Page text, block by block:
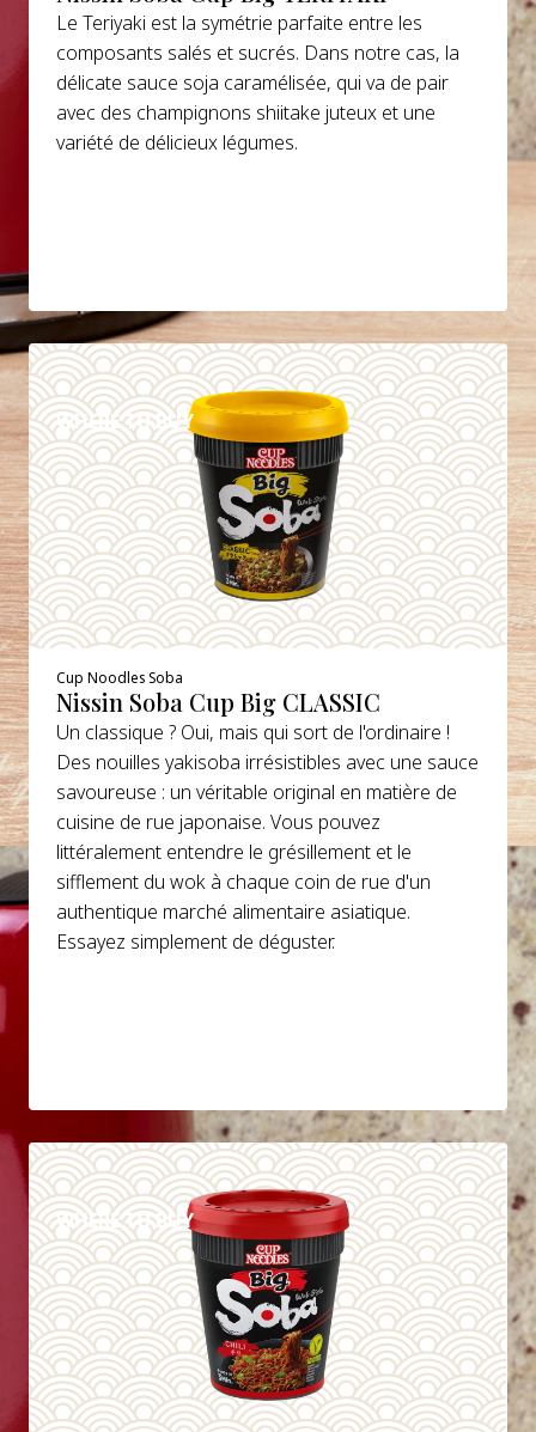
Le Teriyaki est la symétrie parfaite entre les
composants salés et sucrés. Dans notre cas, la
délicate sauce soja caramélisée, qui va de pair
avec des champignons shiitake juteux et une
variété de délicieux légumes.
WHERE TO BUY
DETAILS
Cup Noodles Soba
Nissin Soba Cup Big CLASSIC
Un classique ? Oui, mais qui sort de l'ordinaire !
Des nouilles yakisoba irrésistibles avec une sauce
savoureuse : un véritable original en matière de
cuisine de rue japonaise. Vous pouvez
littéralement entendre le grésillement et le
sifflement du wok à chaque coin de rue d'un
authentique marché alimentaire asiatique.
Essayez simplement de déguster.
WHERE TO BUY
DETAILS